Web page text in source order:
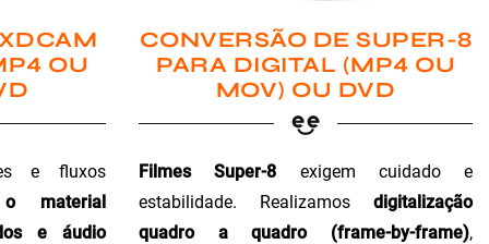
OU
e fluxos
o material
e áudio
CONVERSÃO DE SUPER-8
PARA DIGITAL (MP4 OU
MOV) OU DVD
Filmes Super-8 exigem cuidado e
estabilidade. Realizamos digitalização
quadro a quadro (frame-by-frame),